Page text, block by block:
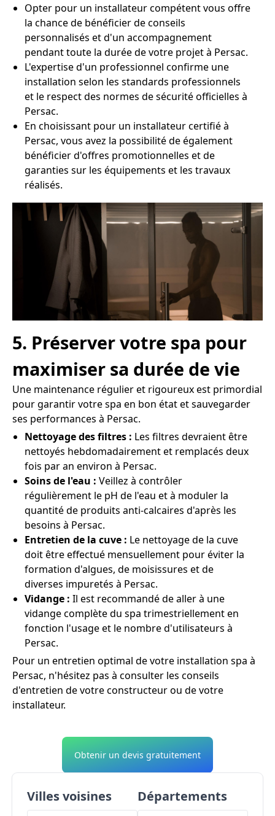
Opter pour un installateur compétent vous offre
la chance de bénéficier de conseils
personnalisés et d'un accompagnement
pendant toute la durée de votre projet à Persac.
L'expertise d'un professionnel confirme une
installation selon les standards professionnels
et le respect des normes de sécurité officielles à
Persac.
En choisissant pour un installateur certifié à
Persac, vous avez la possibilité de également
bénéficier d'offres promotionnelles et de
garanties sur les équipements et les travaux
réalisés.
5. Préserver votre spa pour
maximiser sa durée de vie
Une maintenance régulier et rigoureux est primordial
pour garantir votre spa en bon état et sauvegarder
ses performances à Persac.
Nettoyage des filtres : Les filtres devraient être
nettoyés hebdomadairement et remplacés deux
fois par an environ à Persac.
Soins de l'eau : Veillez à contrôler
régulièrement le pH de l'eau et à moduler la
quantité de produits anti-calcaires d'après les
besoins à Persac.
Entretien de la cuve : Le nettoyage de la cuve
doit être effectué mensuellement pour éviter la
formation d'algues, de moisissures et de
diverses impuretés à Persac.
Vidange : Il est recommandé de aller à une
vidange complète du spa trimestriellement en
fonction l'usage et le nombre d'utilisateurs à
Persac.
Pour un entretien optimal de votre installation spa à
Persac, n'hésitez pas à consulter les conseils
d'entretien de votre constructeur ou de votre
installateur.
Obtenir un devis gratuitement
Villes voisines Départements